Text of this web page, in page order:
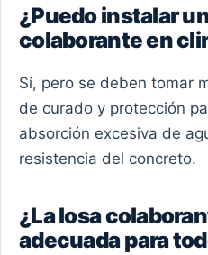
¿Puedo instalar
colaborante en
Sí, pero se deben tomar
de curado y protección
absorción excesiva de
resistencia del concreto.
¿La losa
adecuada para